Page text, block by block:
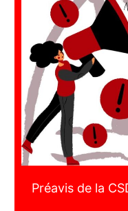
Préavis de la